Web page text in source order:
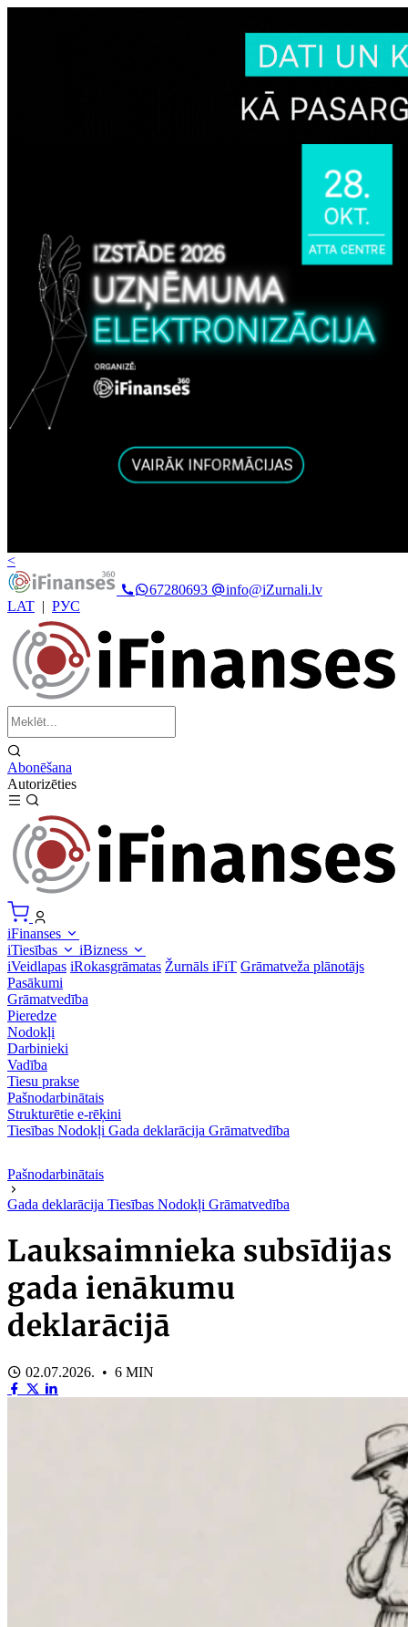
<
67280693
info@iZurnali.lv
LAT | РУС
Abonēšana
Autorizēties
iFinanses
iTiesības
iBizness
iVeidlapas iRokasgrāmatas Žurnāls iFiT Grāmatveža plānotājs
Pasākumi
Grāmatvedība
Pieredze
Nodokļi
Darbinieki
Vadība
Tiesu prakse
Pašnodarbinātais
Strukturētie e-rēķini
Tiesības Nodokļi Gada deklarācija Grāmatvedība
Pašnodarbinātais
Gada deklarācija Tiesības Nodokļi Grāmatvedība
Lauksaimnieka subsīdijas
gada ienākumu
deklarācijā
02.07.2026. • 6 MIN